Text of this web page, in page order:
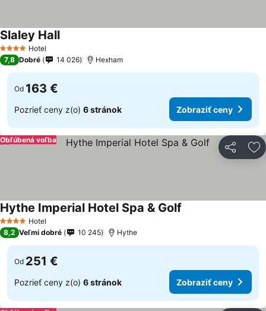
4 Počet hviezdičiek
Hotel
Slaley HallZobraziť ceny
7,8 Dobré 14 026 Hexham
Od 163 €
Pozrieť ceny z(o) 6 stránok Zobraziť ceny
Zdieľať
Obľúbená voľba
4 Počet hviezdičiek
Hotel
Hythe Imperial Hotel Spa & Golf
8,2 Veľmi dobré 10 245 Hythe
Od 251 €
Pozrieť ceny z(o) 6 stránok Zobraziť ceny